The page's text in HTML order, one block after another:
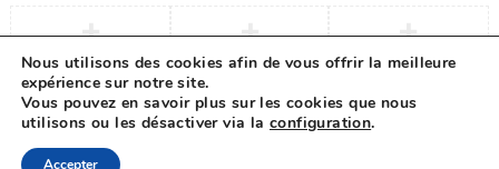
Nous utilisons des cookies afin de vous offrir la meilleure
expérience sur notre site.
Vous pouvez en savoir plus sur les cookies que nous
utilisons ou les désactiver via la configuration.
Accepter
COMPARER
Remove all products